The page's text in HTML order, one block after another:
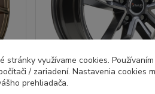
využívame cookies.
/ zariadení. Nastavenia cookies
prehliadača.